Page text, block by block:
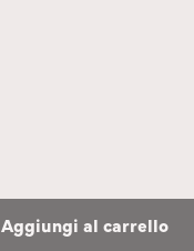
Aggiungi al carrello